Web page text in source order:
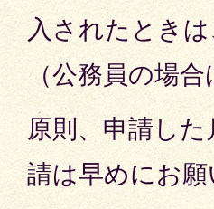
入されたとき
（公務員の場
原則、申請し
請は早めにお願